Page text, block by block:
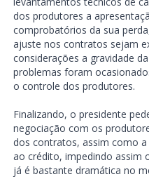
dos produtores a
comprobatórios da sua
ajuste nos contratos sejam
considerações a gravidade
problemas foram
o controle dos produtores.
Finalizando, o presidente
negociação com os
dos contratos, assim como
ao crédito, impedindo assim
já é bastante dramática no